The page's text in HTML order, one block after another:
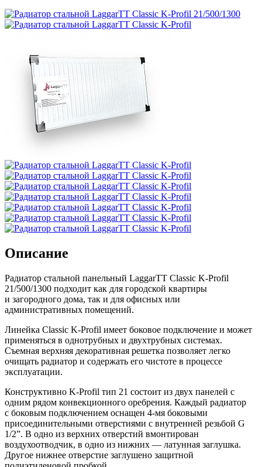
Описание
Радиатор стальной панельный LaggarTT Classic K-Profil
21/500/1300 подходит как для городской квартиры
и загородного дома, так и для офисных или
административных помещений.
Линейка Classic K-Profil имеет боковое подключение и может
применяться в однотрубных и двухтрубных системах.
Съемная верхняя декоративная решетка позволяет легко
очищать радиатор и содержать его чистоте в процессе
эксплуатации.
Конструктивно K-Profil тип 21 состоит из двух панелей с
одним рядом конвекционного оребрения. Каждый радиатор
с боковым подключением оснащен 4-мя боковыми
присоединительными отверстиями с внутренней резьбой G
1/2”. В одно из верхних отверстий вмонтирован
воздухоотводчик, в одно из нижних — латунная заглушка.
Другое нижнее отверстие заглушено защитной